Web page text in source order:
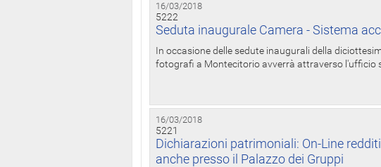
16/03/2018
5222
Seduta inaugurale Camera - Sistema
In occasione delle sedute inaugurali della
fotografi a Montecitorio avverrà attraverso l'ufficio
16/03/2018
5221
Dichiarazioni patrimoniali: On-Line
anche presso il Palazzo dei Gruppi